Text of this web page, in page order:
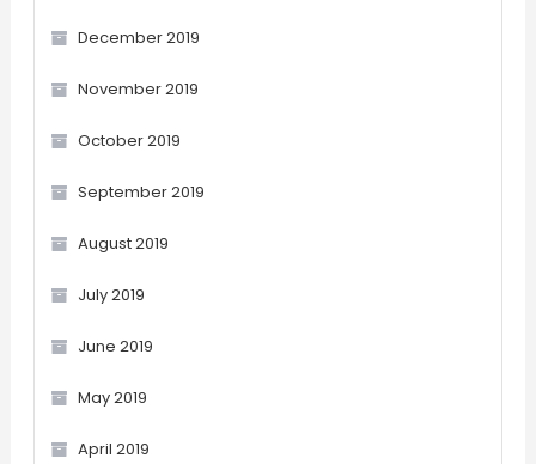
December 2019
November 2019
October 2019
September 2019
August 2019
July 2019
June 2019
May 2019
April 2019